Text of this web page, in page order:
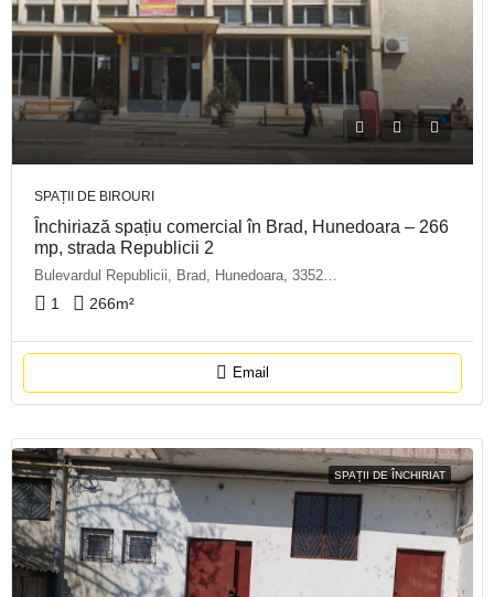
SPAȚII DE BIROURI
Închiriază spațiu comercial în Brad, Hunedoara – 266
mp, strada Republicii 2
Bulevardul Republicii, Brad, Hunedoara, 335200, Romania
1 266m²
Email
SPAȚII DE ÎNCHIRIAT